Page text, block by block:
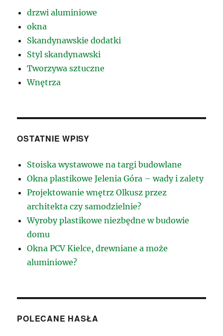
drzwi aluminiowe
okna
Skandynawskie dodatki
Styl skandynawski
Tworzywa sztuczne
Wnętrza
OSTATNIE WPISY
Stoiska wystawowe na targi budowlane
Okna plastikowe Jelenia Góra – wady i zalety
Projektowanie wnętrz Olkusz przez
architekta czy samodzielnie?
Wyroby plastikowe niezbędne w budowie
domu
Okna PCV Kielce, drewniane a może
aluminiowe?
POLECANE HASŁA